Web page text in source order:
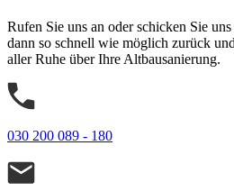
Rufen Sie uns an oder schicken Sie
dann so schnell wie möglich zurück
aller Ruhe über Ihre Altbausanierung.
030 200 089 - 180